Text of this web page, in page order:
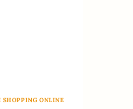
ONLINE